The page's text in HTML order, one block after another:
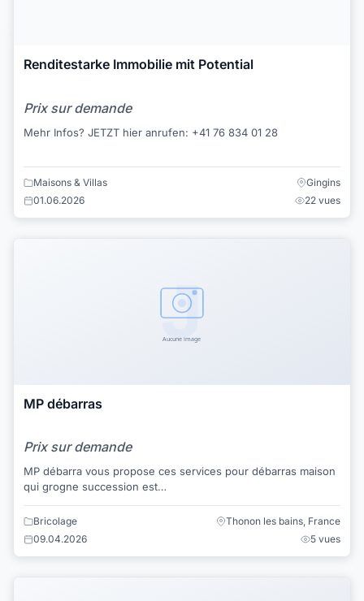
Renditestarke Immobilie mit Potential
Prix sur demande
Mehr Infos? JETZT hier anrufen: +41 76 834 01 28
Maisons & Villas
Gingins
01.06.2026
22 vues
MP débarras
Prix sur demande
MP débarra vous propose ces services pour débarras maison
qui grogne succession est…
Bricolage
Thonon les bains, France
09.04.2026
5 vues